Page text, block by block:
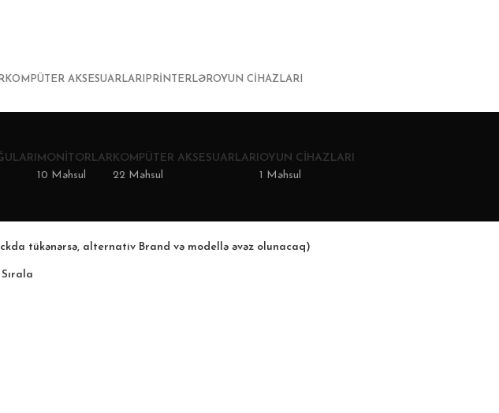
KOMPÜTER AKSESUARLARI PRINTERLƏROYUN CIHAZLARI
MONITORLAR
10 Məhsul
KOMPÜTER AKSESUARLARI
22 Məhsul
OYUN CIHAZLARI
1 Məhsul
tükənərsə, alternativ Brand və modellə əvəz olunacaq)
Sırala